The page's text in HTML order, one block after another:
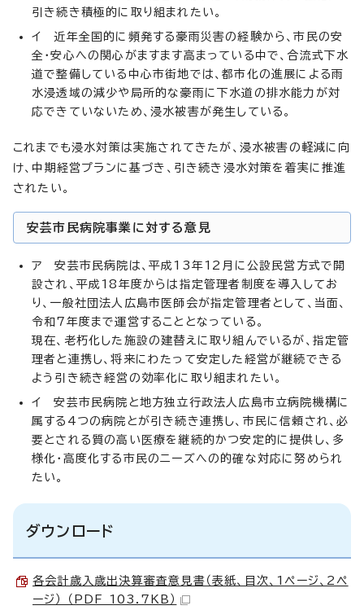
引き続き積極的に取り組まれたい。
イ 近年全国的に頻発する豪雨災害の経験から、市民の安
全・安心への関心がますます高まっている中で、合流式下水
道で整備している中心市街地では、都市化の進展による雨
水浸透域の減少や局所的な豪雨に下水道の排水能力が対
応できていないため、浸水被害が発生している。
これまでも浸水対策は実施されてきたが、浸水被害の軽減に向
け、中期経営プランに基づき、引き続き浸水対策を着実に推進
されたい。
安芸市民病院事業に対する意見
ア 安芸市民病院は、平成13年12月に公設民営方式で開
設され、平成18年度からは指定管理者制度を導入してお
り、一般社団法人広島市医師会が指定管理者として、当面、
令和7年度まで運営することとなっている。
現在、老朽化した施設の建替えに取り組んでいるが、指定管
理者と連携し、将来にわたって安定した経営が継続できる
よう引き続き経営の効率化に取り組まれたい。
イ 安芸市民病院と地方独立行政法人広島市立病院機構に
属する4つの病院とが引き続き連携し、市民に信頼され、必
要とされる質の高い医療を継続的かつ安定的に提供し、多
様化・高度化する市民のニーズへの的確な対応に努められ
たい。
ダウンロード
各会計歳入歳出決算審査意見書（表紙、目次、1ページ、2ペ
ージ） （PDF 103.7KB）